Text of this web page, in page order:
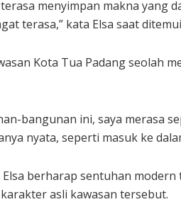
menyimpan makna yang
terasa,” kata Elsa saat
Kota Tua Padang seolah
bangunan ini, saya merasa
nyata, seperti masuk ke
berharap sentuhan
asli kawasan tersebut.